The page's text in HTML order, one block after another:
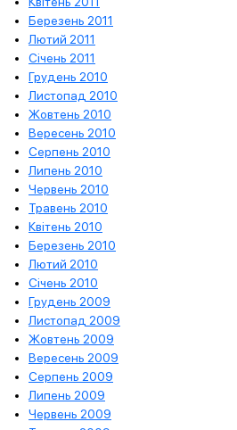
Березень 2011
Лютий 2011
Січень 2011
Грудень 2010
Листопад 2010
Жовтень 2010
Вересень 2010
Серпень 2010
Липень 2010
Червень 2010
Травень 2010
Квітень 2010
Березень 2010
Лютий 2010
Січень 2010
Грудень 2009
Листопад 2009
Жовтень 2009
Вересень 2009
Серпень 2009
Липень 2009
Червень 2009